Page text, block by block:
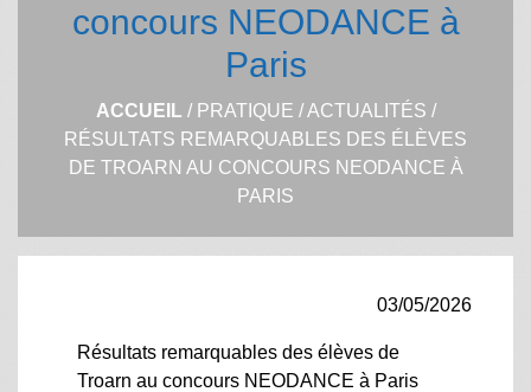
concours NEODANCE à
Paris
ACCUEIL / PRATIQUE /ACTUALITÉS /
RÉSULTATS REMARQUABLES DES ÉLÈVES
DE TROARN AU CONCOURS NEODANCE À
PARIS
03/05/2026
Résultats remarquables des élèves de
Troarn au concours NEODANCE à Paris